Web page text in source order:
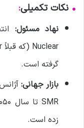
• نکات تکمیلی:
نهاد مسئول:
گرفته است.
بازار جهانی:
زده است.